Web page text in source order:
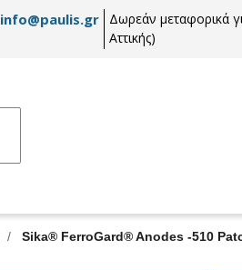
info@paulis.gr
Δωρεάν μεταφορικά
Αττικής)
/ Sika® FerroGard® Anodes -510